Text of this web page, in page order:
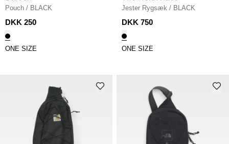
Pouch / BLACK
DKK 250
ONE SIZE
Jester Rygsæk / BLACK
DKK 750
ONE SIZE